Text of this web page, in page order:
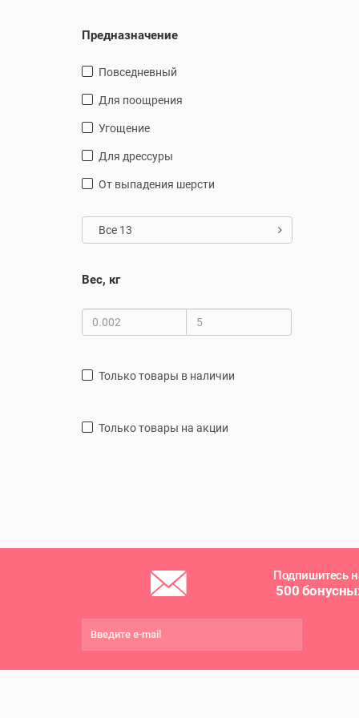
Предназначение
повседневный
для поощрения
угощение
для дрессуры
от выпадения шерсти
Все 13
Вес, кг
только товары в наличии
только товары на акции
Подпишитесь
500